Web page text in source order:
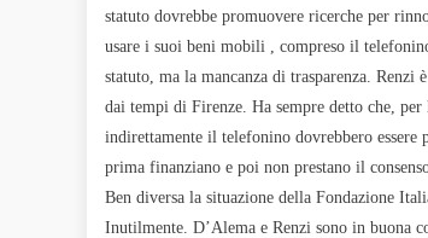
statuto dovrebbe promuovere ricerche per
usare i suoi beni mobili
, compreso il
statuto, ma la mancanza di trasparenza. Renzi
dai tempi di Firenze. Ha sempre detto che,
indirettamente il telefonino dovrebbero
prima finanziano e poi non prestano il
Ben diversa la situazione della Fondazione
Inutilmente. D’Alema e Renzi sono in buona